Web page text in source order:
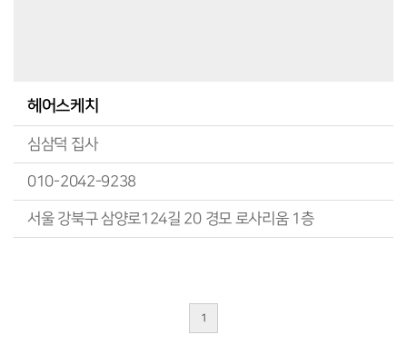
헤어스케치
심삼덕 집사
010-2042-9238
서울 강북구 삼양로124길 20 경모 로사리움 1층
1